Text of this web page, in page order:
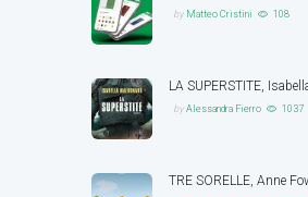
by Matteo Cristini 108
LA SUPERSTITE,
byAlessandra Fierro 1037
TRE SORELLE, Anne